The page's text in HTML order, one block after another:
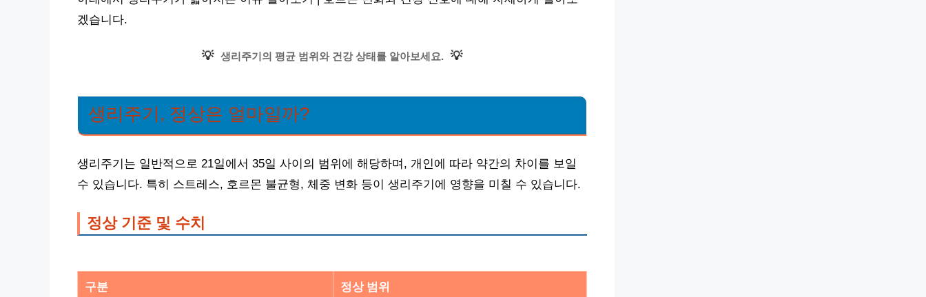
겠습니다.
💡 생리주기의 평균 범위와 건강 상태를 알아보세요. 💡
생리주기, 정상은 얼마일까?
생리주기는 일반적으로 21일에서 35일 사이의 범위에 해당하며, 개인에 따라 약간의 차이를 보일
수 있습니다. 특히 스트레스, 호르몬 불균형, 체중 변화 등이 생리주기에 영향을 미칠 수 있습니다.
정상 기준 및 수치
구분 정상 범위